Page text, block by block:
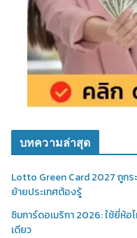
บทความล่าสุด
Lotto Green Card 2027 ถูกร
ย้ายประเทศต้องรู้
ซิมการ์ดอเมริกา 2026: ใช้ยี่ห้
เดียว